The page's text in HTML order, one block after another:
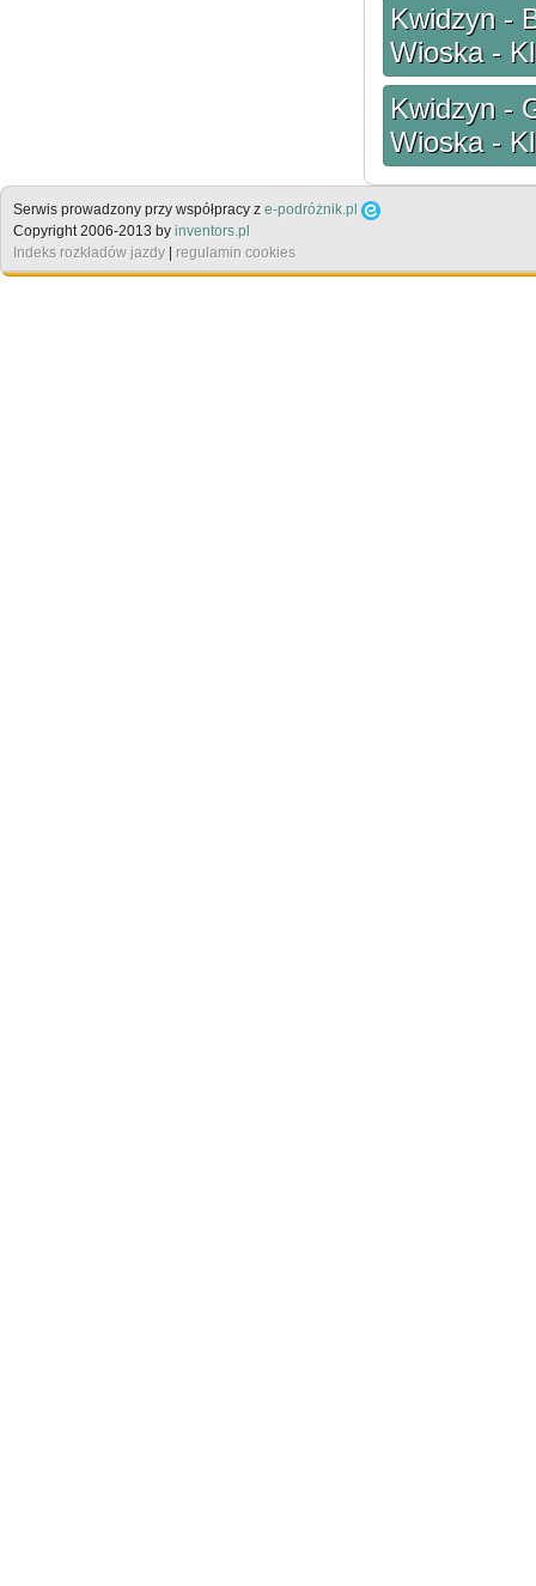
Kwidzyn -
Wioska -
Kwidzyn -
Wioska -
Serwis prowadzony przy współpracy z e-podróżnik.pl
Copyright 2006-2013 by inventors.pl
Indeks rozkładów jazdy
regulamin cookies